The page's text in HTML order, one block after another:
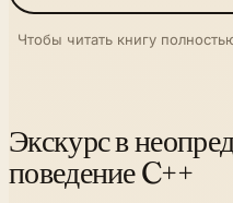
Чтобы читать книгу
Экскурс в
поведение C++